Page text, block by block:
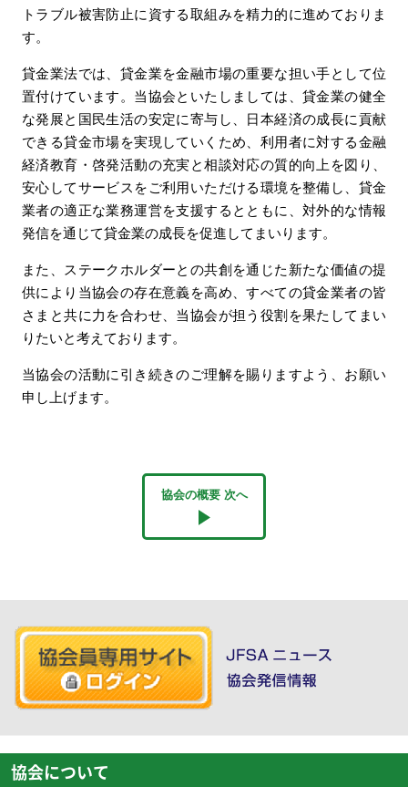
トラブル被害防止に資する取組みを精力的に進めておりま
す。
貸金業法では、貸金業を金融市場の重要な担い手として位
置付けています。当協会といたしましては、貸金業の健全
な発展と国民生活の安定に寄与し、日本経済の成長に貢献
できる貸金市場を実現していくため、利用者に対する金融
経済教育・啓発活動の充実と相談対応の質的向上を図り、
安心してサービスをご利用いただける環境を整備し、貸金
業者の適正な業務運営を支援するとともに、対外的な情報
発信を通じて貸金業の成長を促進してまいります。
また、ステークホルダーとの共創を通じた新たな価値の提
供により当協会の存在意義を高め、すべての貸金業者の皆
さまと共に力を合わせ、当協会が担う役割を果たしてまい
りたいと考えております。
当協会の活動に引き続きのご理解を賜りますよう、お願い
申し上げます。
協会の概要 次へ
協会について